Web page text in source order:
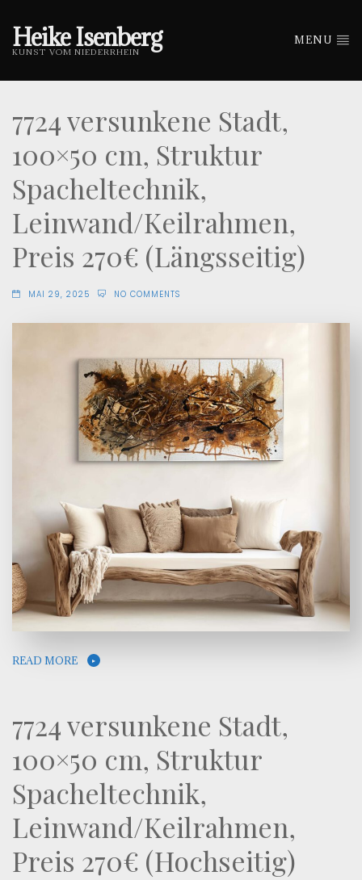
Heike Isenberg
KUNST VOM NIEDERRHEIN
MENU
7724 versunkene Stadt,
100×50 cm, Struktur
Spacheltechnik,
Leinwand/Keilrahmen,
Preis 270€ (Längsseitig)
MAI 29, 2025 NO COMMENTS
READ MORE
7724 versunkene Stadt,
100×50 cm, Struktur
Spacheltechnik,
Leinwand/Keilrahmen,
Preis 270€ (Hochseitig)